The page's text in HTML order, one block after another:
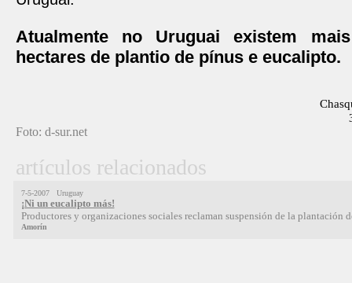
Atualmente no Uruguai existem
hectares de plantio de pínus e eucalipto.
Foto: d-sur.net
artículos relacionados
7-5-2007 Uruguay
¡Ni un eucalipto más!
Productores y organizaciones sociales reclaman suspensión de la plantación
Amorín